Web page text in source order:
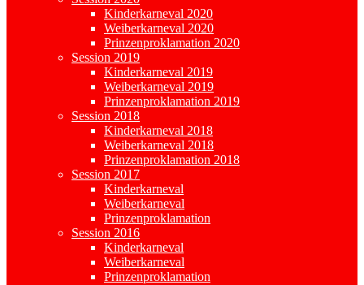
Kinderkarneval 2020
Weiberkarneval 2020
Prinzenproklamation 2020
Session 2019
Kinderkarneval 2019
Weiberkarneval 2019
Prinzenproklamation 2019
Session 2018
Kinderkarneval 2018
Weiberkarneval 2018
Prinzenproklamation 2018
Session 2017
Kinderkarneval
Weiberkarneval
Prinzenproklamation
Session 2016
Kinderkarneval
Weiberkarneval
Prinzenproklamation